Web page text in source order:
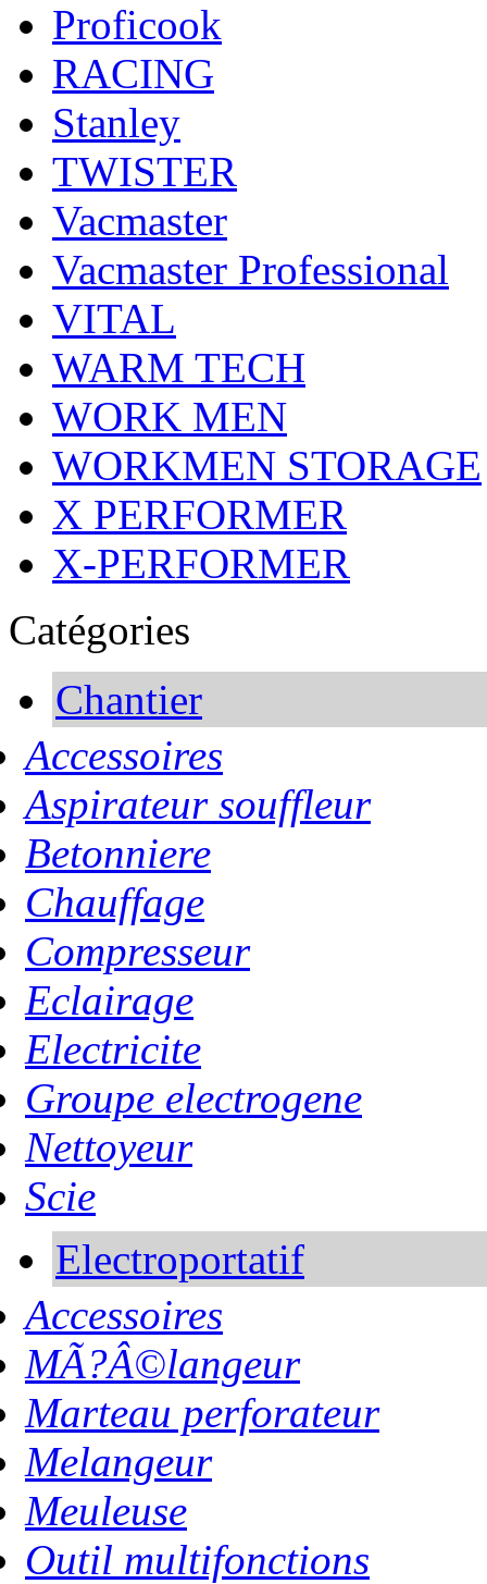
Proficook
RACING
Stanley
TWISTER
Vacmaster
Vacmaster Professional
VITAL
WARM TECH
WORK MEN
WORKMEN STORAGE
X PERFORMER
X-PERFORMER
Catégories
Chantier
Accessoires
Aspirateur souffleur
Betonniere
Chauffage
Compresseur
Eclairage
Electricite
Groupe electrogene
Nettoyeur
Scie
Electroportatif
Accessoires
MÃ?Â©langeur
Marteau perforateur
Melangeur
Meuleuse
Outil multifonctions